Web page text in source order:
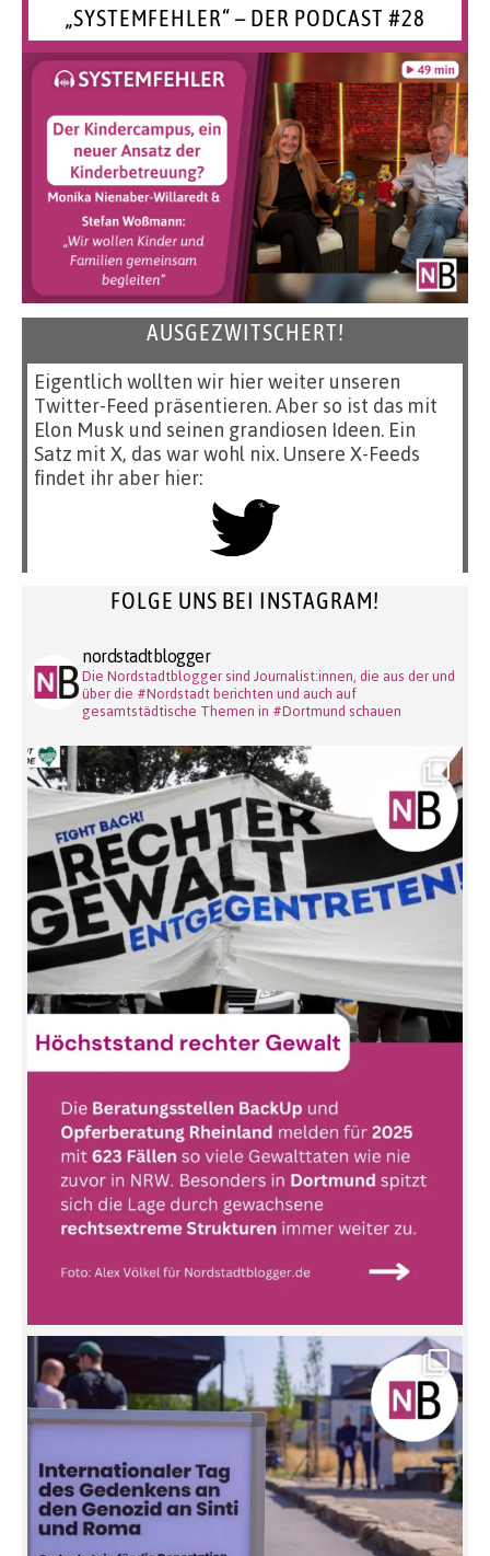
„SYSTEMFEHLER“ – DER PODCAST #28
AUSGEZWITSCHERT!
Eigentlich wollten wir hier weiter unseren
Twitter-Feed präsentieren. Aber so ist das mit
Elon Musk und seinen grandiosen Ideen. Ein
Satz mit X, das war wohl nix. Unsere X-Feeds
findet ihr aber hier:
FOLGE UNS BEI INSTAGRAM!
nordstadtblogger
Die Nordstadtblogger sind Journalist:innen, die aus der und
über die #Nordstadt berichten und auch auf
gesamtstädtische Themen in #Dortmund schauen